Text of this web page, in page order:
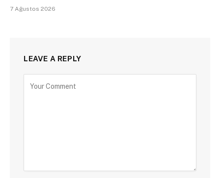
7 Ağustos 2026
LEAVE A REPLY